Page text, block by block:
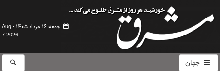
جمعه ۱۶ مرداد ۱۴۰۵ -
Aug
7 2026
جهان